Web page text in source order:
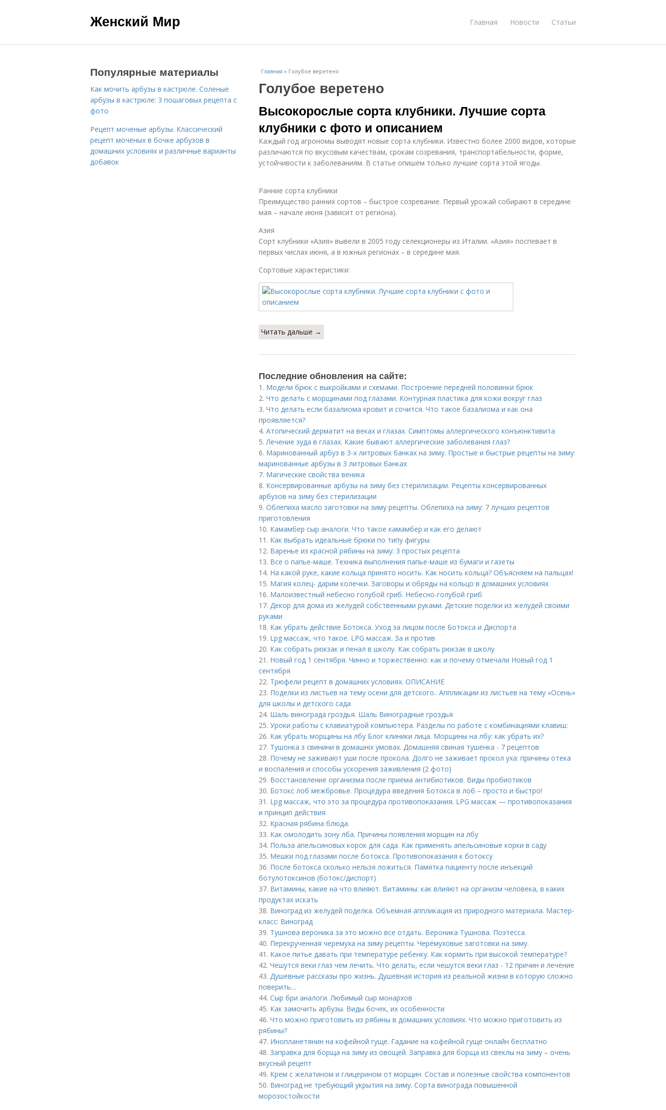
Женский Мир Главная Новости Статьи
Главная » Голубое веретено
Голубое веретено
Высокорослые сорта клубники. Лучшие сорта
клубники с фото и описанием
Каждый год агрономы выводят новые сорта клубники. Известно более 2000 видов, которые
различаются по вкусовым качествам, срокам созревания, транспортабельности, форме,
устойчивости к заболеваниям. В статье опишем только лучшие сорта этой ягоды.
Ранние сорта клубники
Преимущество ранних сортов – быстрое созревание. Первый урожай собирают в середине
мая – начале июня (зависит от региона).
Азия
Сорт клубники «Азия» вывели в 2005 году селекционеры из Италии. «Азия» поспевает в
первых числах июня, а в южных регионах – в середине мая.
Сортовые характеристики:
Читать дальше →
Последние обновления на сайте:
1. Модели брюк с выкройками и схемами. Построение передней половинки брюк
2. Что делать с морщинами под глазами. Контурная пластика для кожи вокруг глаз
3. Что делать если базалиома кровит и сочится. Что такое базалиома и как она
проявляется?
4. Атопический дерматит на веках и глазах. Симптомы аллергического конъюнктивита
5.Лечение зуда в глазах. Какие бывают аллергические заболевания глаз?
6. Маринованный арбуз в 3-х литровых банках на зиму. Простые и быстрые рецепты на зиму:
маринованные арбузы в 3 литровых банках
7. Магические свойства веника
8. Консервированные арбузы на зиму без стерилизации. Рецепты консервированных
арбузов на зиму без стерилизации
9. Облепиха масло заготовки на зиму рецепты. Облепиха на зиму: 7 лучших рецептов
приготовления
10. Камамбер сыр аналоги. Что такое камамбер и как его делают
11. Как выбрать идеальные брюки по типу фигуры
12. Варенье из красной рябины на зиму: 3 простых рецепта
13. Все о папье-маше. Техника выполнения папье-маше из бумаги и газеты
14. На какой руке, какие кольца принято носить. Как носить кольца? Объясняем на пальцах!
15. Магия колец- дарим колечки. Заговоры и обряды на кольцо в домашних условиях
16. Малоизвестный небесно голубой гриб. Небесно-голубой гриб
17. Декор для дома из желудей собственными руками. Детские поделки из желудей своими
руками
18. Как убрать действие Ботокса. Уход за лицом после Ботокса и Диспорта
19. Lpg массаж, что такое. LPG массаж. За и против
20. Как собрать рюкзак и пенал в школу. Как собрать рюкзак в школу
21. Новый год 1 сентября. Чинно и торжественно: как и почему отмечали Новый год 1
сентября
22. Трюфели рецепт в домашних условиях. ОПИСАНИЕ
23. Поделки из листьев на тему осени для детского.. Аппликации из листьев на тему «Осень»
для школы и детского сада
24. Шаль винограда гроздья. Шаль Виноградные гроздья
25. Уроки работы с клавиатурой компьютера. Разделы по работе с комбинациями клавиш:
26. Как убрать морщины на лбу Блог клиники лица. Морщины на лбу: как убрать их?
27. Тушонка з свинини в домашніх умовах. Домашняя свиная тушенка - 7 рецептов
28. Почему не заживают уши после прокола. Долго не заживает прокол уха: причины отека
и воспаления и способы ускорения заживления (2 фото)
29. Восстановление организма после приёма антибиотиков. Виды пробиотиков
30. Ботокс лоб межбровье. Процедура введения Ботокса в лоб – просто и быстро!
31. Lpg массаж, что это за процедура противопоказания. LPG массаж — противопоказания
и принцип действия
32. Красная рябина блюда.
33. Как омолодить зону лба. Причины появления морщин на лбу
34. Польза апельсиновых корок для сада. Как применять апельсиновые корки в саду
35. Мешки под глазами после ботокса. Противопоказания к ботоксу
36. После ботокса сколько нельзя ложиться. Памятка пациенту после инъекций
ботулотоксинов (ботокс/диспорт)
37. Витамины, какие на что влияют. Витамины: как влияют на организм человека, в каких
продуктах искать
38. Виноград из желудей поделка. Объемная аппликация из природного материала. Мастер-
класс: Виноград
39. Тушнова вероника за это можно все отдать. Вероника Тушнова. Поэтесса.
40. Перекрученная черемуха на зиму рецепты. Черёмуховые заготовки на зиму.
41. Какое питье давать при температуре ребенку. Как кормить при высокой температуре?
42. Чешутся веки глаз чем лечить. Что делать, если чешутся веки глаз - 12 причин и лечение
43. Душевные рассказы про жизнь. Душевная история из реальной жизни в которую сложно
поверить…
44. Сыр бри аналоги. Любимый сыр монархов
45. Как замочить арбузы. Виды бочек, их особенности
46. Что можно приготовить из рябины в домашних условиях. Что можно приготовить из
рябины?
47. Инопланетянин на кофейной гуще. Гадание на кофейной гуще онлайн бесплатно
48. Заправка для борща на зиму из овощей. Заправка для борща из свеклы на зиму – очень
вкусный рецепт
49. Крем с желатином и глицерином от морщин. Состав и полезные свойства компонентов
50. Виноград не требующий укрытия на зиму. Сорта винограда повышенной
морозостойкости
Популярные материалы
Как мочить арбузы в кастрюле. Соленые
арбузы в кастрюле: 3 пошаговых рецепта с
фото
Рецепт моченые арбузы. Классический
рецепт моченых в бочке арбузов в
домашних условиях и различные варианты
добавок